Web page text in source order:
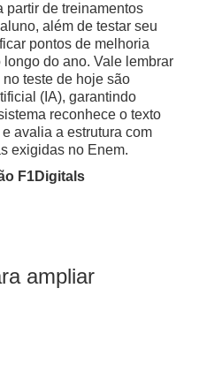
partir de treinamentos
além de testar seu
pontos de melhoria
longo do ano.Vale lembrar
teste de hoje são
(IA), garantindo
reconhece o texto
avalia a estrutura com
exigidas no Enem.
F1Digitals
ampliar